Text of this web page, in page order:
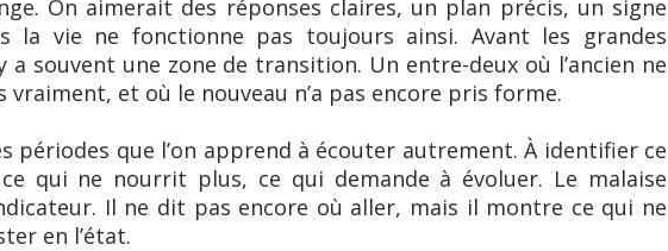
On aimerait des réponses claires, un plan précis, un signe
la vie ne fonctionne pas toujours ainsi. Avant les grandes
a souvent une zone de transition. Un entre-deux où l’ancien ne
vraiment, et où le nouveau n’a pas encore pris forme.
périodes que l’on apprend à écouter autrement. À identifier ce
qui ne nourrit plus, ce qui demande à évoluer. Le malaise
Il ne dit pas encore où aller, mais il montre ce qui ne
en l’état.